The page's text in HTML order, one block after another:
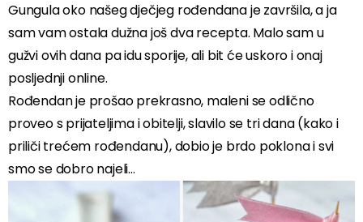
Gungula oko našeg dječjeg rođendana je završila, a ja
sam vam ostala dužna još dva recepta. Malo sam u
gužvi ovih dana pa idu sporije, ali bit će uskoro i onaj
posljednji online.
Rođendan je prošao prekrasno, maleni se odlično
proveo s prijateljima i obitelji, slavilo se tri dana (kako i
priliči trećem rođendanu), dobio je brdo poklona i svi
smo se dobro najeli…